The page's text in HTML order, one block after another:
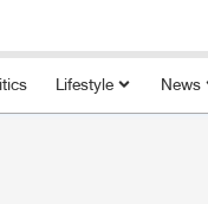
Lifestyle News